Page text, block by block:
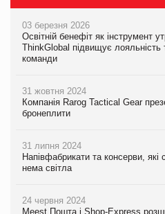
03 березня 2026
Освітній бенефіт як інструмент
ThinkGlobal підвищує лояльність
команди
31 жовтня 2024
Компанія Rarog Tactical Gear
бронеплити
31 липня 2024
Напівфабрикати та консерви, які
нема світла
24 червня 2024
Meest Пошта і Shop-Express